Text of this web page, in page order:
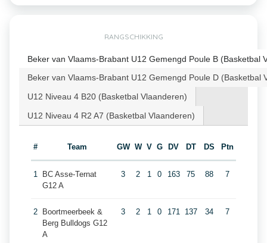
RANGSCHIKKING
Beker van Vlaams-Brabant U12 Gemengd Poule B (Basketbal
Beker van Vlaams-Brabant U12 Gemengd Poule D (Basketbal
U12 Niveau 4 B20 (Basketbal Vlaanderen)
U12 Niveau 4 R2 A7 (Basketbal Vlaanderen)
# Team GW W V G DV DT DS Ptn
1
BC Asse-Ternat
G12 A
3 2 1 0 163 75 88 7
2
Boortmeerbeek &
Berg Bulldogs G12
A
3 2 1 0 171 137 34 7